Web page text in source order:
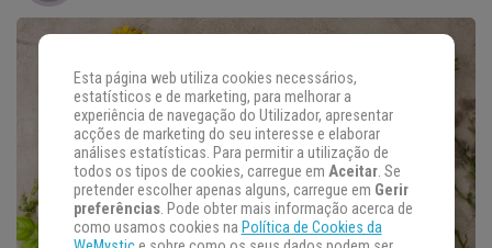
Esta página web utiliza cookies necessários,
estatísticos e de marketing, para melhorar a
experiência de navegação do Utilizador, apresentar
acções de marketing do seu interesse e elaborar
análises estatísticas. Para permitir a utilização de
todos os tipos de cookies, carregue em Aceitar. Se
pretender escolher apenas alguns, carregue em Gerir
preferências. Pode obter mais informação acerca de
como usamos cookies na Política de Cookies da